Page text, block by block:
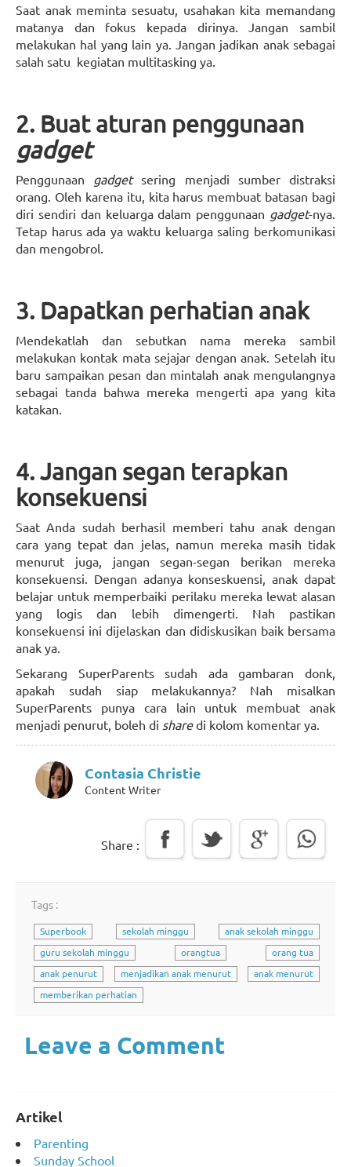
Saat anak meminta sesuatu, usahakan kita memandang
matanya dan fokus kepada dirinya. Jangan sambil
melakukan hal yang lain ya. Jangan jadikan anak sebagai
salah satu kegiatan multitasking ya.
2. Buat aturan penggunaan
gadget
Penggunaan gadgetsering menjadi sumber distraksi
orang. Oleh karena itu, kita harus membuat batasan bagi
diri sendiri dan keluarga dalam penggunaan gadget-nya.
Tetap harus ada ya waktu keluarga saling berkomunikasi
dan mengobrol.
3. Dapatkan perhatian anak
Mendekatlah dan sebutkan nama mereka sambil
melakukan kontak mata sejajar dengan anak. Setelah itu
baru sampaikan pesan dan mintalah anak mengulangnya
sebagai tanda bahwa mereka mengerti apa yang kita
katakan.
4. Jangan segan terapkan
konsekuensi
Saat Anda sudah berhasil memberi tahu anak dengan
cara yang tepat dan jelas, namun mereka masih tidak
menurut juga, jangan segan-segan berikan mereka
konsekuensi. Dengan adanya konseskuensi, anak dapat
belajar untuk memperbaiki perilaku mereka lewat alasan
yang logis dan lebih dimengerti. Nah pastikan
konsekuensi ini dijelaskan dan didiskusikan baik bersama
anak ya.
Sekarang SuperParents sudah ada gambaran donk,
apakah sudah siap melakukannya? Nah misalkan
SuperParents punya cara lain untuk membuat anak
menjadi penurut, boleh di sharedi kolom komentar ya.
Contasia Christie
Content Writer
Share :
Tags :
Superbook sekolah minggu
anak sekolah minggu
guru sekolah minggu
orangtua
orang tua
anak penurut
menjadikan anak menurut
anak menurut
memberikan perhatian
Leave a Comment
Artikel
Parenting
Sunday School